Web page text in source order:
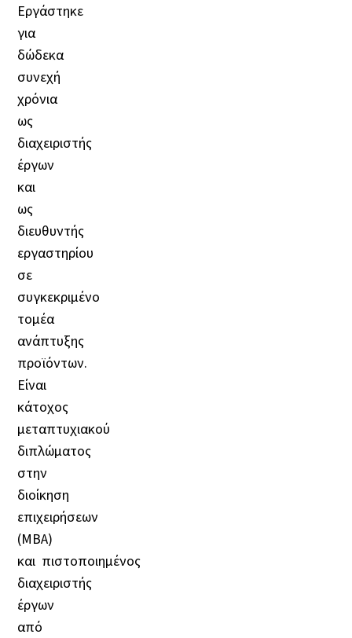
Εργάστηκε
για
δώδεκα
συνεχή
χρόνια
ως
διαχειριστής
έργων
και
ως
διευθυντής
εργαστηρίου
σε
συγκεκριμένο
τομέα
ανάπτυξης
προϊόντων.
Είναι
κάτοχος
μεταπτυχιακού
διπλώματος
στην
διοίκηση
επιχειρήσεων
(MBA)
και πιστοποιημένος
διαχειριστής
έργων
από